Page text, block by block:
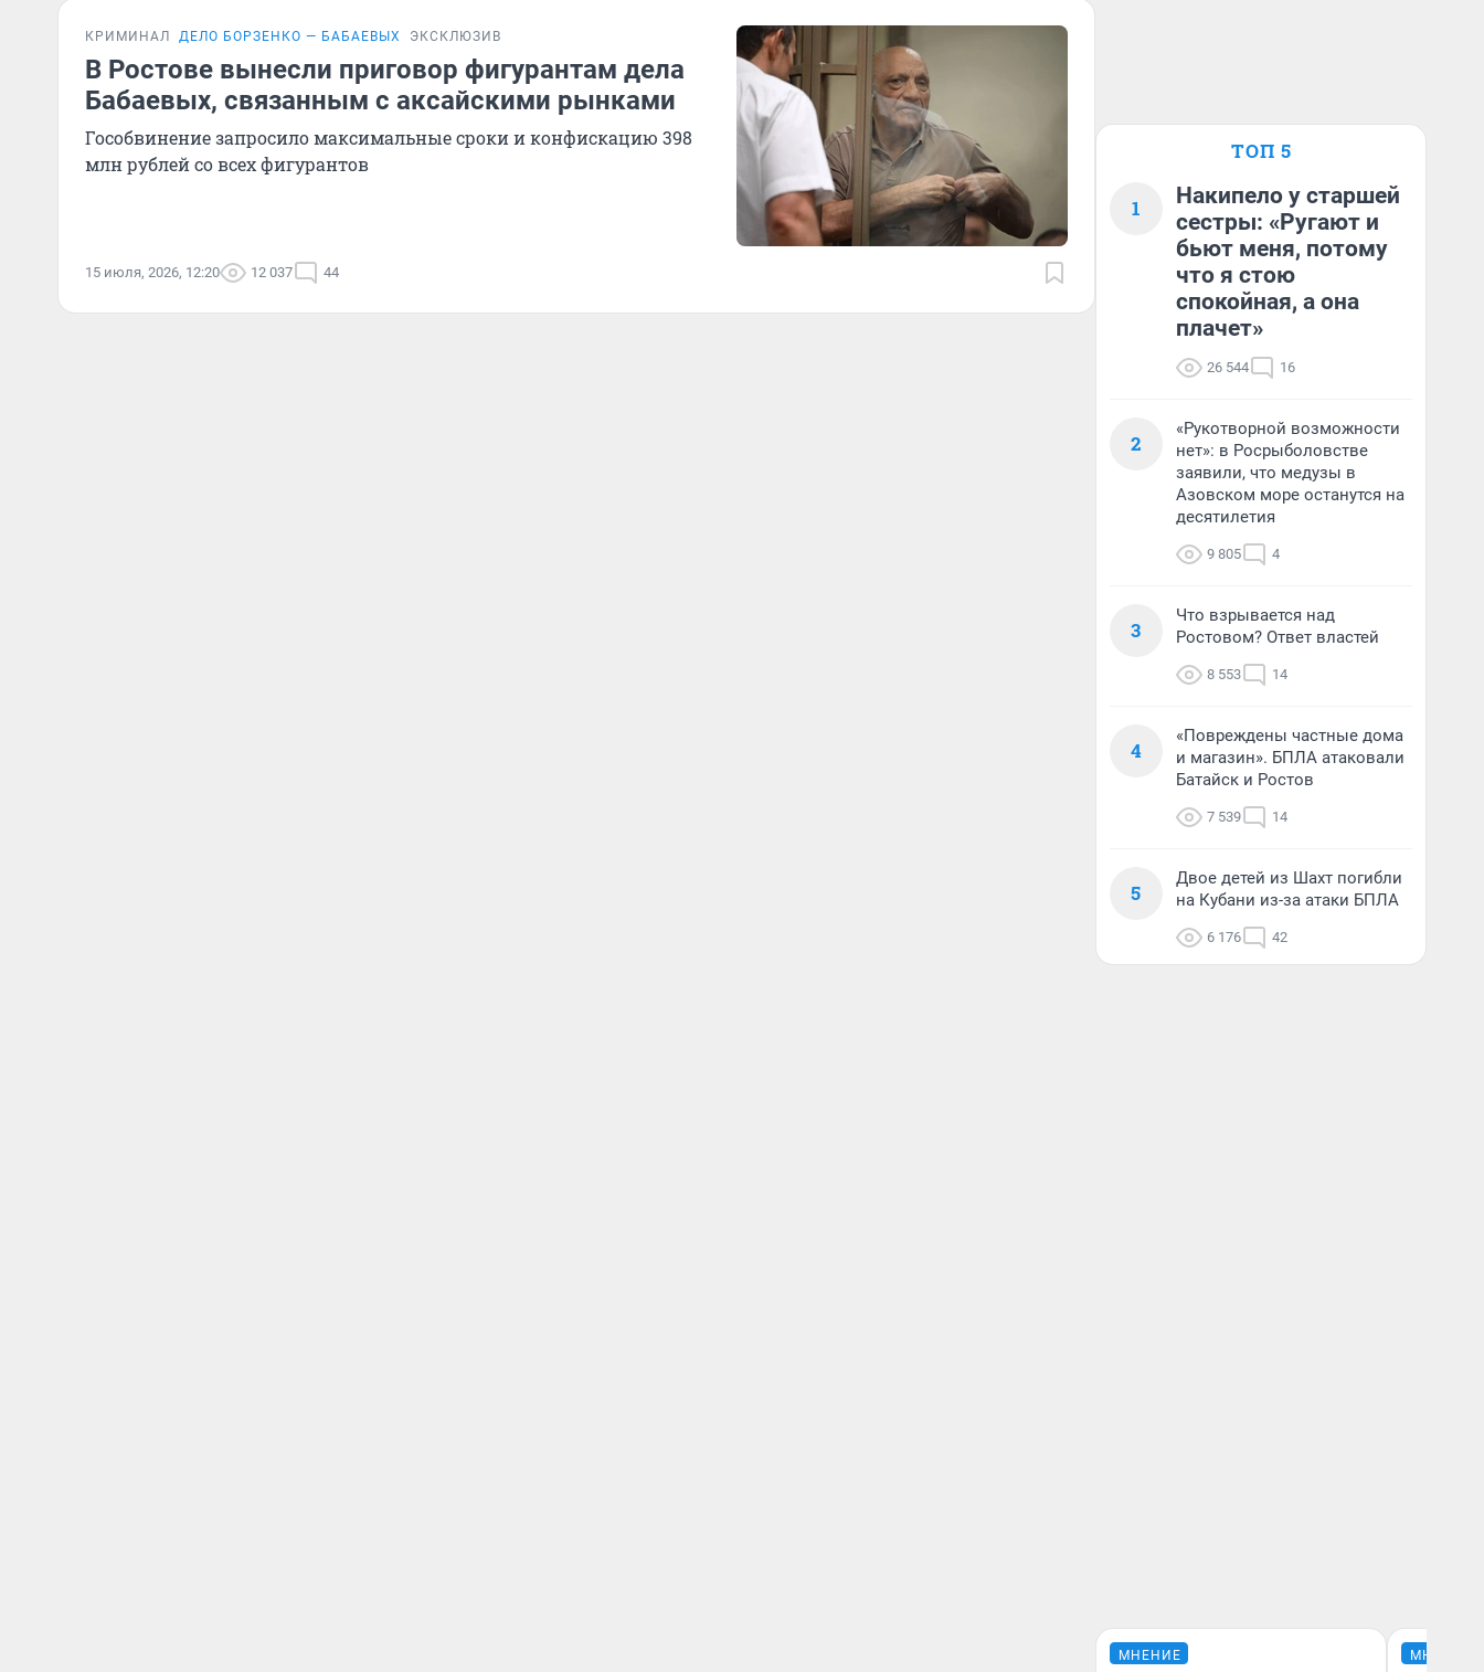
КРИМИНАЛ ДЕЛО БОРЗЕНКО — БАБАЕВЫХ ЭКСКЛЮЗИВ
В Ростове вынесли приговор фигурантам дела
Бабаевых, связанным с аксайскими рынками
Гособвинение запросило максимальные сроки и конфискацию 398
млн рублей со всех фигурантов
15 июля, 2026, 12:20 12 037 44
ТОП 5
1
Накипело у старшей
сестры: «Ругают и
бьют меня, потому
что я стою
спокойная, а она
плачет»
26 544 16
2
«Рукотворной возможности
нет»: в Росрыболовстве
заявили, что медузы в
Азовском море останутся на
десятилетия
9 805 4
3
Что взрывается над
Ростовом? Ответ властей
8 553 14
4
«Повреждены частные дома
и магазин». БПЛА атаковали
Батайск и Ростов
7 539 14
5
Двое детей из Шахт погибли
на Кубани из-за атаки БПЛА
6 176 42
МНЕНИЕ МНЕНИЕ